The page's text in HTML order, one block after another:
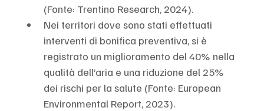
(Fonte: Trentino Research, 2024).
Nei territori dove sono stati effettuati
interventi di bonifica preventiva, si è
registrato un miglioramento del 40% nella
qualità dell’aria e una riduzione del 25%
dei rischi per la salute (Fonte: European
Environmental Report, 2023).